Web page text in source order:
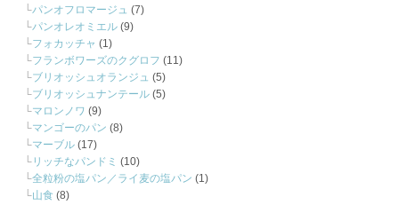
パンオフロマージュ (7)
パンオレオミエル (9)
フォカッチャ (1)
フランボワーズのクグロフ (11)
ブリオッシュオランジュ (5)
ブリオッシュナンテール (5)
マロンノワ (9)
マンゴーのパン (8)
マーブル (17)
リッチなパンドミ (10)
全粒粉の塩パン／ライ麦の塩パン (1)
山食 (8)